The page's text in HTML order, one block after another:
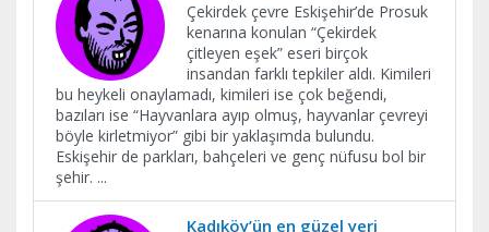
Çekirdek çevre Eskişehir’de Prosuk
kenarına konulan “Çekirdek
çitleyen eşek” eseri birçok
insandan farklı tepkiler aldı. Kimileri
bu heykeli onaylamadı, kimileri ise çok beğendi,
bazıları ise “Hayvanlara ayıp olmuş, hayvanlar çevreyi
böyle kirletmiyor” gibi bir yaklaşımda bulundu.
Eskişehir de parkları, bahçeleri ve genç nüfusu bol bir
şehir. ...
Kadıköy’ün en güzel yeri